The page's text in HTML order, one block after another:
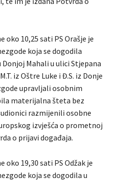
oko 10,25 sati PS Orašje je
koja se dogodila
Donjoj Mahali u ulici Stjepana
iz Oštre Luke i Đ.S. iz Donje
upravljali osobnim
materijalna šteta bez
razmijenili osobne
izvješća o prometnoj
o prijavi događaja.
oko 19,30 sati PS Odžak je
koja se dogodila u